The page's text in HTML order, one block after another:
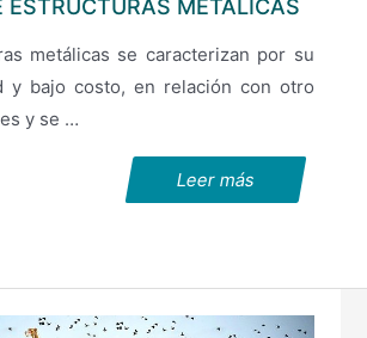
ESTRUCTURAS METÁLICAS
metálicas se caracterizan por su
y bajo costo, en relación con otro
y se …
Leer más